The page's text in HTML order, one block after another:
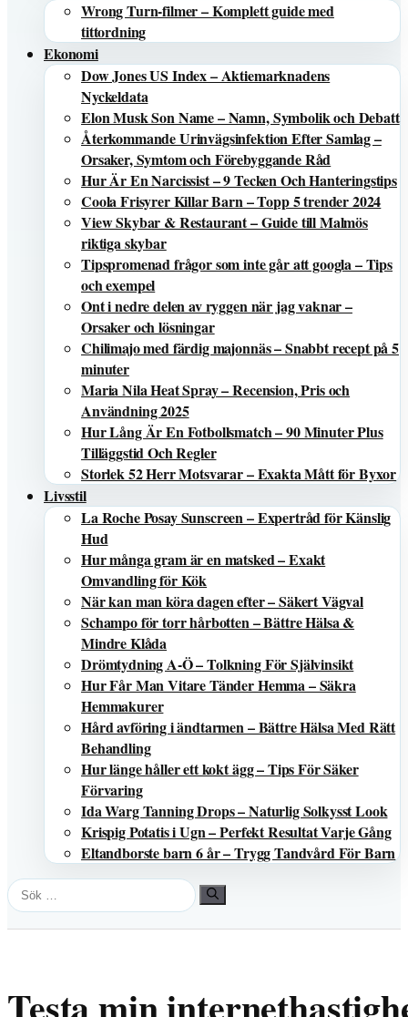
Wrong Turn-filmer – Komplett guide med
tittordning
Ekonomi
Dow Jones US Index – Aktiemarknadens
Nyckeldata
Elon Musk Son Name – Namn, Symbolik och Debatt
Återkommande Urinvägsinfektion Efter Samlag –
Orsaker, Symtom och Förebyggande Råd
Hur Är En Narcissist – 9 Tecken Och Hanteringstips
Coola Frisyrer Killar Barn – Topp 5 trender 2024
View Skybar & Restaurant – Guide till Malmös
riktiga skybar
Tipspromenad frågor som inte går att googla – Tips
och exempel
Ont i nedre delen av ryggen när jag vaknar –
Orsaker och lösningar
Chilimajo med färdig majonnäs – Snabbt recept på 5
minuter
Maria Nila Heat Spray – Recension, Pris och
Användning 2025
Hur Lång Är En Fotbollsmatch – 90 Minuter Plus
Tilläggstid Och Regler
Storlek 52 Herr Motsvarar – Exakta Mått för Byxor
Livsstil
La Roche Posay Sunscreen – Expertråd för Känslig
Hud
Hur många gram är en matsked – Exakt
Omvandling för Kök
När kan man köra dagen efter – Säkert Vägval
Schampo för torr hårbotten – Bättre Hälsa &
Mindre Klåda
Drömtydning A-Ö – Tolkning För Självinsikt
Hur Får Man Vitare Tänder Hemma – Säkra
Hemmakurer
Hård avföring i ändtarmen – Bättre Hälsa Med Rätt
Behandling
Hur länge håller ett kokt ägg – Tips För Säker
Förvaring
Ida Warg Tanning Drops – Naturlig Solkysst Look
Krispig Potatis i Ugn – Perfekt Resultat Varje Gång
Eltandborste barn 6 år – Trygg Tandvård För Barn
Sök
efter: